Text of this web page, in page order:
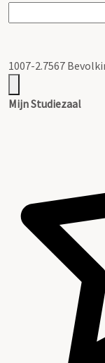
1007-2.7567
Mijn Studiezaal